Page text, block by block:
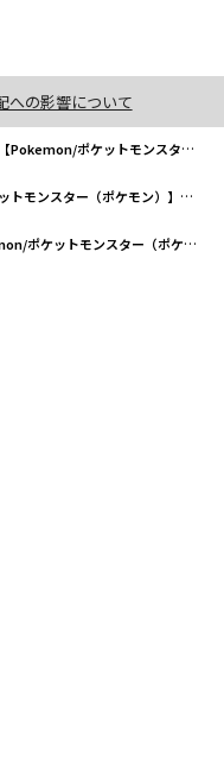
への影響について
【Pokemon/ポケットモンスター（ポケモン）】半袖Tシャツ
ンスター（ポケモン）】半袖Tシャツ
ケットモンスター（ポケモン）】半袖Tシャツ